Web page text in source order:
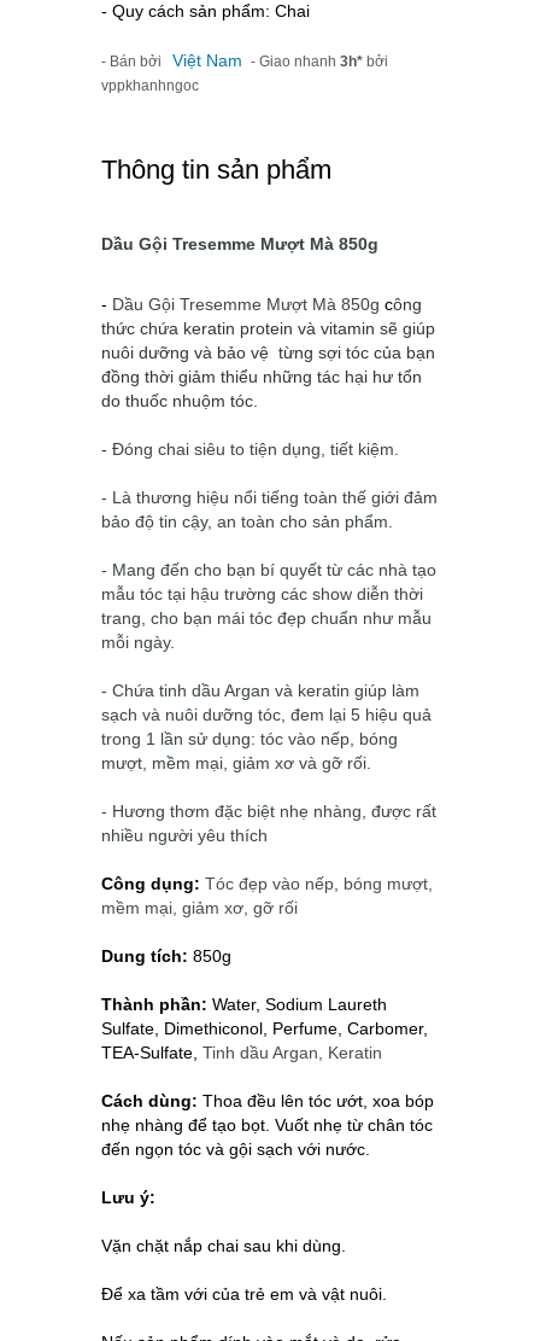
- Quy cách sản phẩm: Chai
- Bán bởi Việt Nam - Giao nhanh 3h* bởi
vppkhanhngoc
Thông tin sản phẩm
Dầu Gội Tresemme Mượt Mà 850g
- Dầu Gội Tresemme Mượt Mà 850g công
thức chứa keratin protein và vitamin sẽ giúp
nuôi dưỡng và bảo vệ từng sợi tóc của bạn
đồng thời giảm thiểu những tác hại hư tổn
do thuốc nhuộm tóc.
- Đóng chai siêu to tiện dụng, tiết kiệm.
- Là thương hiệu nổi tiếng toàn thế giới đảm
bảo độ tin cậy, an toàn cho sản phẩm.
- Mang đến cho bạn bí quyết từ các nhà tạo
mẫu tóc tại hậu trường các show diễn thời
trang, cho bạn mái tóc đẹp chuẩn như mẫu
mỗi ngày.
- Chứa tinh dầu Argan và keratin giúp làm
sạch và nuôi dưỡng tóc, đem lại 5 hiệu quả
trong 1 lần sử dụng: tóc vào nếp, bóng
mượt, mềm mại, giảm xơ và gỡ rối.
- Hương thơm đặc biệt nhẹ nhàng, được rất
nhiều người yêu thích
Công dụng: Tóc đẹp vào nếp, bóng mượt,
mềm mại, giảm xơ, gỡ rối
Dung tích: 850g
Thành phần: Water, Sodium Laureth
Sulfate, Dimethiconol, Perfume, Carbomer,
TEA-Sulfate, Tinh dầu Argan, Keratin
Cách dùng: Thoa đều lên tóc ướt, xoa bóp
nhẹ nhàng để tạo bọt. Vuốt nhẹ từ chân tóc
đến ngọn tóc và gội sạch với nước.
Lưu ý:
Vặn chặt nắp chai sau khi dùng.
Để xa tầm với của trẻ em và vật nuôi.